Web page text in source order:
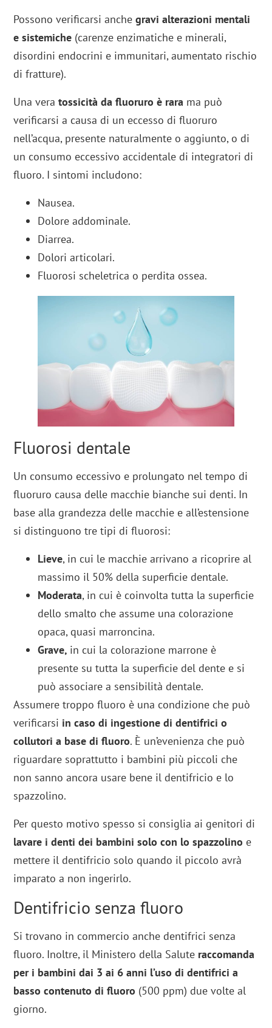
Possono verificarsi anchegravi alterazioni mentali
e sistemiche (carenze enzimatiche e minerali,
disordini endocrini e immunitari, aumentato rischio
di fratture).
Una veratossicità da fluoruro è rara ma può
verificarsi a causa di un eccesso di fluoruro
nell’acqua, presente naturalmente o aggiunto, o di
un consumo eccessivo accidentale di integratori di
fluoro. I sintomi includono:
Nausea.
Dolore addominale.
Diarrea.
Dolori articolari.
Fluorosi scheletrica o perdita ossea.
Fluorosi dentale
Un consumo eccessivo e prolungato nel tempo di
fluoruro causa delle macchie bianche sui denti. In
base alla grandezza delle macchie e all’estensione
si distinguono tre tipi di fluorosi:
Lieve, in cui le macchie arrivano a ricoprire al
massimo il 50% della superficie dentale.
Moderata, in cui è coinvolta tutta la superficie
dello smalto che assume una colorazione
opaca, quasi marroncina.
Grave, in cui la colorazione marrone è
presente su tutta la superficie del dente e si
può associare a sensibilità dentale.
Assumere troppo fluoro è una condizione che può
verificarsi in caso di ingestione di dentifrici o
collutori a base di fluoro. È un’evenienza che può
riguardare soprattutto i bambini più piccoli che
non sanno ancora usare bene il dentifricio e lo
spazzolino.
Per questo motivo spesso si consiglia ai genitori di
lavare i denti dei bambini solo con lo spazzolino e
mettere il dentifricio solo quando il piccolo avrà
imparato a non ingerirlo.
Dentifricio senza fluoro
Si trovano in commercio anche dentifrici senza
fluoro. Inoltre, il Ministero della Salute raccomanda
per i bambini dai 3 ai 6 anni l’uso di dentifrici a
basso contenuto di fluoro (500 ppm) due volte al
giorno.